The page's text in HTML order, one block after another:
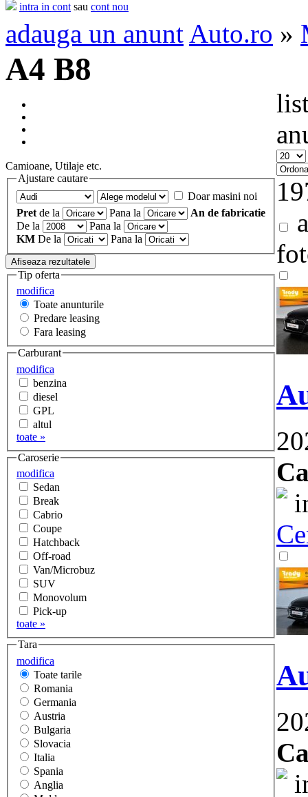
intra in cont sau cont nou
adauga un anunt Auto.ro »
A4 B8
Camioane, Utilaje etc.
Ajustare cautare
Doar masini noi
Pret de la Pana la
An de fabricatie
De la
Pana la
KM De la Pana la
modifica
Tip oferta
Toate anunturile
Predare leasing
Fara leasing
modifica
Carburant
benzina
diesel
GPL
altul
toate »
modifica
Caroserie
Sedan
Break
Cabrio
Coupe
Hatchback
Off-road
Van/Microbuz
SUV
Monovolum
Pick-up
toate »
modifica
Tara
Toate tarile
Romania
Germania
Austria
Bulgaria
Slovacia
Italia
Spania
Anglia